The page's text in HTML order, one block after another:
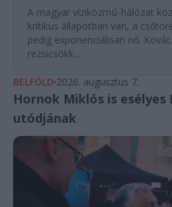
A magyar víziközmű-hálózat
kritikus állapotban van, a
pedig exponenciálisan nő.
rezsicsökk...
BELFÖLD 2026. augusztus 7.
Hornok Miklós is esélyes
utódjának